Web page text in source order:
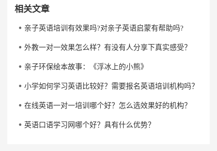
相关文章
亲子英语培训有效果吗?对亲子英语启蒙有帮助吗?
外教一对一效果怎么样？有没有人分享下真实感受？
亲子环保绘本故事：《浮冰上的小熊》
小学如何学习英语比较好？需要报名英语培训机构吗？
在线英语一对一培训哪个好？怎么选效果好的机构？
英语口语学习网哪个好？具有什么优势？